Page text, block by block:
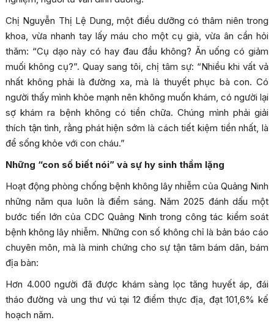
Chị Nguyễn Thị Lệ Dung, một điều dưỡng có thâm niên trong
khoa, vừa nhanh tay lấy máu cho một cụ già, vừa ân cần hỏi
thăm: “Cụ dạo này có hay đau đầu không? Ăn uống có giảm
muối không cụ?”. Quay sang tôi, chị tâm sự: “Nhiều khi vất vả
nhất không phải là đường xa, mà là thuyết phục bà con. Có
người thấy mình khỏe mạnh nên không muốn khám, có người lại
sợ khám ra bệnh không có tiền chữa. Chúng mình phải giải
thích tận tình, rằng phát hiện sớm là cách tiết kiệm tiền nhất, là
để sống khỏe với con cháu.”
Những “con số biết nói” và sự hy sinh thầm lặng
Hoạt động phòng chống bệnh không lây nhiễm của Quảng Ninh
những năm qua luôn là điểm sáng. Năm 2025 đánh dấu một
bước tiến lớn của CDC Quảng Ninh trong công tác kiểm soát
bệnh không lây nhiễm. Những con số không chỉ là bản báo cáo
chuyên môn, mà là minh chứng cho sự tận tâm bám dân, bám
địa bàn:
Hơn 4.000 người đã được khám sàng lọc tăng huyết áp, đái
tháo đường và ung thư vú tại 12 điểm thực địa, đạt 101,6% kế
hoạch năm.